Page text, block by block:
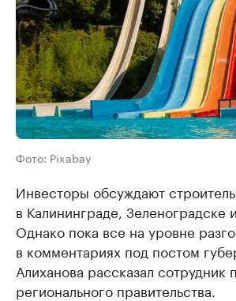
Фото: Pixabay
Инвесторы обсуждают
в Калининграде, Зеленоградске
Однако пока все на уровне
в комментариях под постом
Алиханова рассказал
регионального правительства.